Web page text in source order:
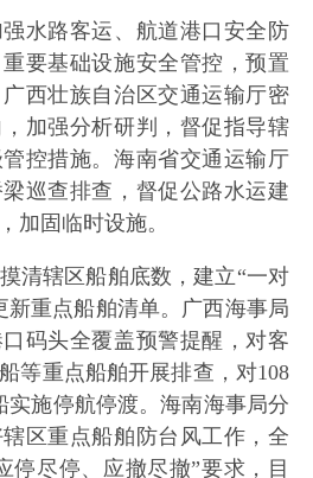
水路客运、航道港口安全防
要基础设施安全管控，预置
西壮族自治区交通运输厅密
加强分析研判，督促指导辖
控措施。海南省交通运输厅
巡查排查，督促公路水运建
加固临时设施。
清辖区船舶底数，建立“一对
新重点船舶清单。广西海事局
码头全覆盖预警提醒，对客
等重点船舶开展排查，对108
实施停航停渡。海南海事局分
区重点船舶防台风工作，全
停尽停、应撤尽撤”要求，目